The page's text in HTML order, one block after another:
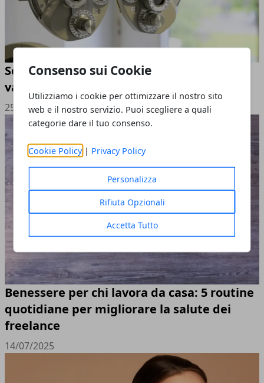
Consenso sui Cookie
Utilizziamo i cookie per ottimizzare il nostro sito
web e il nostro servizio. Puoi scegliere a quali
categorie dare il tuo consenso.
Cookie Policy | Privacy Policy
Personalizza
Rifiuta Opzionali
Accetta Tutto
Scegliere una clinica oculistica: cosa
valutare prima di un intervento
25/10/2025
Benessere per chi lavora da casa: 5 routine
quotidiane per migliorare la salute dei
freelance
14/07/2025